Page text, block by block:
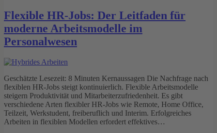
Flexible HR-Jobs: Der Leitfaden für
moderne Arbeitsmodelle im
Personalwesen
Geschätzte Lesezeit: 8 Minuten Kernaussagen Die Nachfrage nach
flexiblen HR-Jobs steigt kontinuierlich. Flexible Arbeitsmodelle
steigern Produktivität und Mitarbeiterzufriedenheit. Es gibt
verschiedene Arten flexibler HR-Jobs wie Remote, Home Office,
Teilzeit, Werkstudent, freiberuflich und Interim. Erfolgreiches
Arbeiten in flexiblen Modellen erfordert effektives…